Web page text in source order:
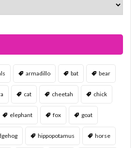
armadillo bat bear
cat cheetah chick
elephant fox goat
hippopotamus horse